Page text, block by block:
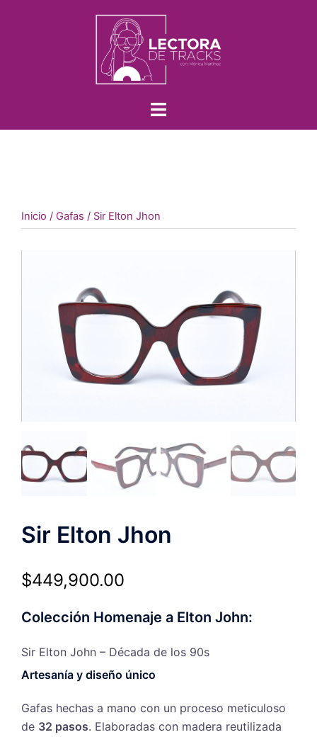
Inicio / Gafas / Sir Elton Jhon
Sir Elton Jhon
$449,900.00
Colección Homenaje a Elton John:
Sir Elton John – Década de los 90s
Artesanía y diseño único
Gafas hechas a mano con un proceso meticuloso
de 32 pasos. Elaboradas con madera reutilizada